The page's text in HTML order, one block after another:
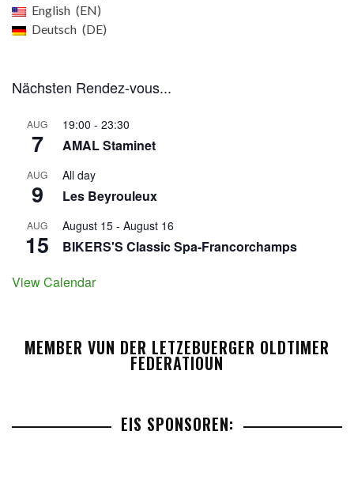
English
EN
Deutsch
DE
Nächsten Rendez-vous...
AUG
7
19:00 - 23:30
AMAL Staminet
AUG
9
All day
Les Beyrouleux
AUG
15
August 15 - August 16
BIKERS'S Classic Spa-Francorchamps
View Calendar
MEMBER VUN DER LETZEBUERGER OLDTIMER
FEDERATIOUN
EIS SPONSOREN: